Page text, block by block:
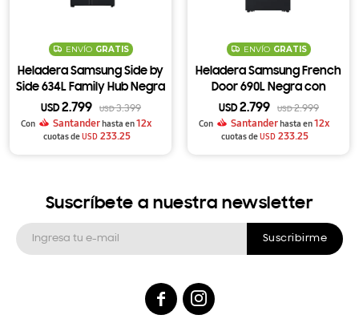
ENVÍO GRATIS
Heladera Samsung Side by
Side 634L Family Hub Negra
con Dispensador
RS58T5561B1
USD 2.799 USD3.399
Con
Santanderhasta en12x
cuotas deUSD 233.25
ENVÍO GRATIS
Heladera Samsung French
Door 690L Negra con
SpaceMax, Doble Fábrica de
Hielo y Dispensador
RF32CG5410B1
USD 2.799 USD2.999
Con
Santanderhasta en12x
cuotas deUSD 233.25
Suscríbete a nuestra newsletter
Suscribirme
 